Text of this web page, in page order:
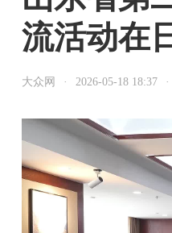
流活动在
大众网 · 2026-05-18 18:37 ·